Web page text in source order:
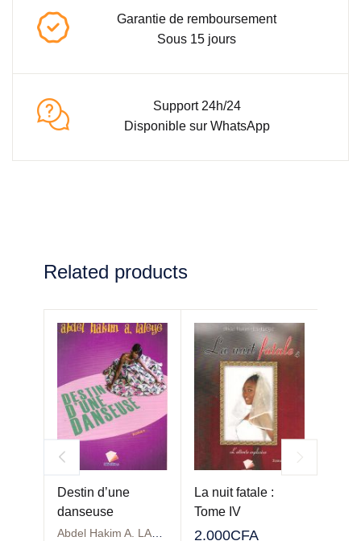
Garantie de remboursement
Sous 15 jours
Support 24h/24
Disponible sur WhatsApp
Related products
Destin d’une
danseuse
La nuit fatale :
Tome IV
2.000CFA